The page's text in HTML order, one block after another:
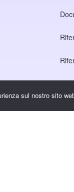
sul nostro sito